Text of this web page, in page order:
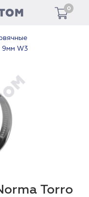
0
9мм W3
Torro